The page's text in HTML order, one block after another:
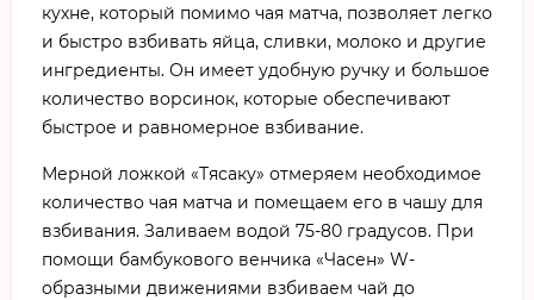
кухне, который помимо чая матча, позволяет легко
и быстро взбивать яйца, сливки, молоко и другие
ингредиенты. Он имеет удобную ручку и большое
количество ворсинок, которые обеспечивают
быстрое и равномерное взбивание.
Мерной ложкой «Тясаку» отмеряем необходимое
количество чая матча и помещаем его в чашу для
взбивания. Заливаем водой 75-80 градусов. При
помощи бамбукового венчика «Часен» W-
образными движениями взбиваем чай до